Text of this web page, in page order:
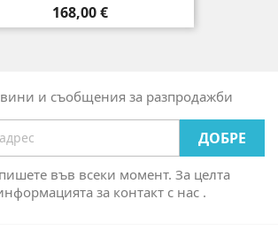
Цена
168,00 €
и съобщения за разпродажби
във всеки момент. За целта
за контакт с нас .